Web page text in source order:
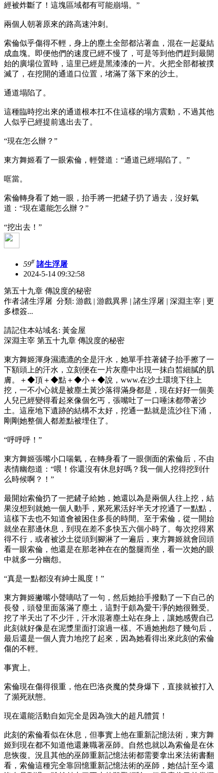
經被炸斷了！這塊區域都有可能崩塌。”
兩個人朝著原來的路高速沖刺。
索倫似乎傷得不輕，身上的塵土全部都沾著血，混在一起凝結
成血塊。即便他們的速度已經不慢了，可是等到他們趕到最開
始的廣場位置時，這里已經是黑漆漆的一片。火把全部都被撲
滅了，在挖開的通道口位置，堵滿了落下來的沙土。
通道塌陷了。
這種臨時挖出來的通道根本扛不住這樣的塌方震動，不過其他
人似乎已經提前逃出去了。
“現在怎么辦？”
東方舞姬看了一眼索倫，輕聲道：“通道已經塌陷了。”
哐當。
索倫轉身看了她一眼，抬手將一把鏟子扔了過去，沒好氣
道：“現在還能怎么辦？”
“挖出去！”
59# 諸生浮屠
2024-5-14 09:32:58
第五十九章 傳說度的秘密
作者:諸生浮屠 分類: 游戲 | 游戲異界 | 諸生浮屠 | 深淵主宰 | 更
多標簽...
請記住本站域名: 黃金屋
深淵主宰 第五十九章 傳說度的秘密
東方舞姬渾身濕漉漉的全是汗水，她單手拄著鏟子抬手擦了一
下額頭上的汗水，立刻便在一片灰塵中出現一抹白皙細膩的肌
膚。＋◆頂＋◆點＋◆小＋◆說，www.在沙土環境下往上
挖，一不小心就是被塵土黃沙落得滿身都是，現在好好一個美
人兒已經變得看起來像個乞丐，張嘴吐了一口唾沫都帶著沙
土。這座地下遺跡的結構不太好，挖通一點就是流沙往下涌，
剛剛她整個人都差點被埋住了。
“呼呼呼！”
東方舞姬張嘴小口喘氣，在轉身看了一眼側面的索倫后，不由
表情幽怨道：“喂！你還沒有休息好嗎？我一個人挖得挖到什
么時候啊？！”
最開始索倫扔了一把鏟子給她，她還以為是兩個人往上挖，結
果沒想到就她一個人動手，累死累活好半天才挖通了一點點，
這樣下去也不知道會被困住多長的時間。至于索倫，從一開始
就坐在那邊休息，到現在差不多快五六個小時了。每次挖得累
得不行，或者被沙土從頭到腳淋了一遍后，東方舞姬就會回頭
看一眼索倫，他還是在那老神在在的盤腿而坐，看一次她的眼
中就多一分幽怨。
“真是一點都沒有紳士風度！”
東方舞姬撇嘴小聲嘀咕了一句，然后她抬手撥動了一下自己的
長發，頭發里面落滿了塵土，這對于頗為愛干凈的她很難受。
挖了半天出了不少汗，汗水混著塵土站在身上，讓她感覺自己
此刻就好像是在泥漿里面打滾過一樣。不過她抱怨了幾句后，
最后還是一個人賣力地挖了起來，因為她看得出來此刻的索倫
傷的不輕。
事實上。
索倫現在傷得很重，他在巴洛炎魔的焚身爆下，直接就被打入
了瀕死狀態。
現在還能活動自如完全是因為強大的超凡體質！
此刻的索倫看似在休息，但事實上他在重新記憶法術，東方舞
姬到現在都不知道他還兼職著巫師。自然也就以為索倫是在休
息恢復。況且其他的巫師重新記憶法術都需要拿出來法術書翻
看，索倫這種完全靠回憶重新記憶法術的巫師，她估計至今還